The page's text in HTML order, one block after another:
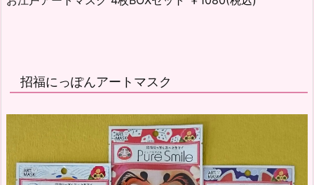
招福にっぽんアートマスク